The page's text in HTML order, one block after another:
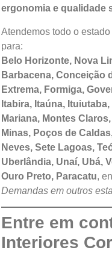
ergonomia e qualidade
Atendemos todo o
para:
Belo Horizonte, Nova
Barbacena, Conceição
Extrema, Formiga,
Itabira, Itaúna,
Mariana, Montes
Minas, Poços de
Neves, Sete Lagoas,
Uberlândia, Unaí, Ubá,
Ouro Preto, Paracatu,
Demandas em outros
Entre em
Interiores